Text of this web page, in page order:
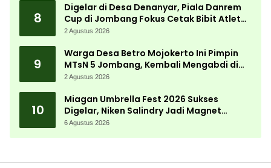
8
Digelar di Desa Denanyar, Piala Danrem
Cup di Jombang Fokus Cetak Bibit Atlet
Menembak Berprestasi
2 Agustus 2026
9
Warga Desa Betro Mojokerto Ini Pimpin
MTsN 5 Jombang, Kembali Mengabdi di
Almamater
2 Agustus 2026
10
Miagan Umbrella Fest 2026 Sukses
Digelar, Niken Salindry Jadi Magnet
Ribuan Pengunjung
6 Agustus 2026